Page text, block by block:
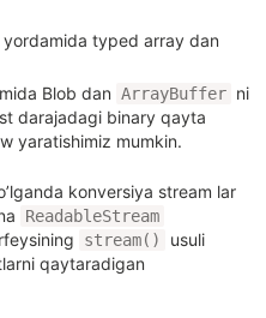
typed array dan
Blob dan ArrayBuffer ni
darajadagi binary qayta
yaratishimiz mumkin.
konversiya stream lar
ReadableStream
stream()
usuli
qaytaradigan